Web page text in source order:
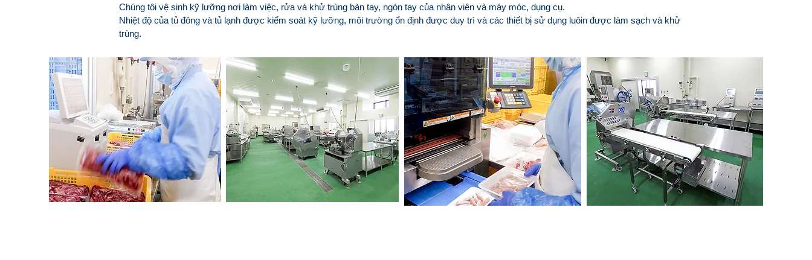
Chúng tôi vệ sinh kỹ lưỡng nơi làm việc, rửa và khử trùng bàn tay, ngón tay của nhân viên và máy móc, dụng cụ.
Nhiệt độ của tủ đông và tủ lạnh được kiểm soát kỹ lưỡng, môi trường ổn định được duy trì và các thiết bị sử dụng luôin được làm sạch và khử
trùng.